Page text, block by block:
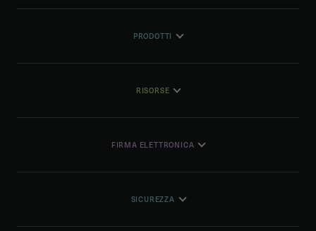
PRODOTTI
RISORSE
FIRMA ELETTRONICA
SICUREZZA